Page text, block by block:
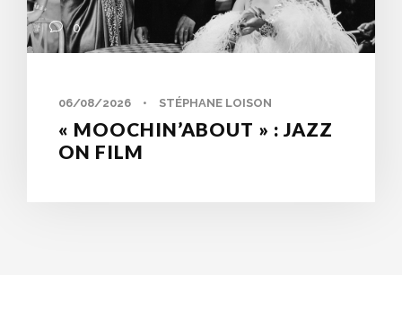
0
06/08/2026 • STÉPHANE LOISON
« MOOCHIN’ABOUT » : JAZZ
ON FILM